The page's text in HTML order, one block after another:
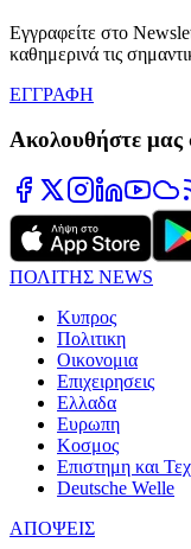
Εγγραφείτε στο
καθημερινά τις
ΕΓΓΡΑΦΗ
Ακολουθήστε μας
ΠΟΛΙΤΗΣ NEWS
Κυπρος
Πολιτικη
Οικονομια
Επιχειρησεις
Ελλαδα
Ευρωπη
Κοσμος
Επιστημη και
Deutsche Welle
ΑΠΟΨΕΙΣ